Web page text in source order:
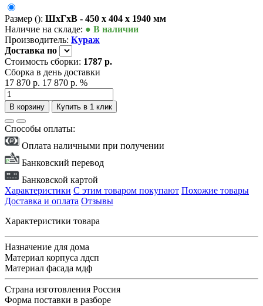
Размер (): ШxГxВ - 450 x 404 x 1940 мм
Наличие на складе: ● В наличии
Производитель: Кураж
Доставка по
Стоимость сборки: 1787 р.
Сборка в день доставки
17 870 р. 17 870 р. %
В корзину Купить в 1 клик
Способы оплаты:
Оплата наличными при получении
Банковский перевод
Банковской картой
Характеристики С этим товаром покупают Похожие товары
Доставка и оплата Отзывы
Характеристики товара
Назначение для дома
Материал корпуса лдсп
Материал фасада мдф
Страна изготовления Россия
Форма поставки в разборе